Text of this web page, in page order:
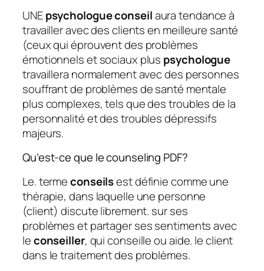
UNEpsychologue conseilaura tendance à
travailler avec des clients en meilleure santé
(ceux qui éprouvent des problèmes
émotionnels et sociaux plus psychologue
travaillera normalement avec des personnes
souffrant de problèmes de santé mentale
plus complexes, tels que des troubles de la
personnalité et des troubles dépressifs
majeurs.
Qu’est-ce que le counseling PDF?
Le. termeconseilsest définie comme une
thérapie, dans laquelle une personne
(client) discute librement. sur ses
problèmes et partager ses sentiments avec
leconseiller, qui conseille ou aide. le client
dans le traitement des problèmes.